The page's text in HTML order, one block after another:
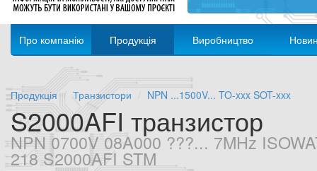
Про компанію Продукція Виробництво
Продукція Транзистори NPN ...1500V... TO-xxx SOT-xxx
S2000AFI транзистор
NPN 0700V 08A000 ???... 7MHz
218 S2000AFI STM